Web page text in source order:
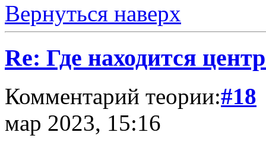
Вернуться наверх
Re: Где находится
Комментарий теории:#18
мар 2023, 15:16